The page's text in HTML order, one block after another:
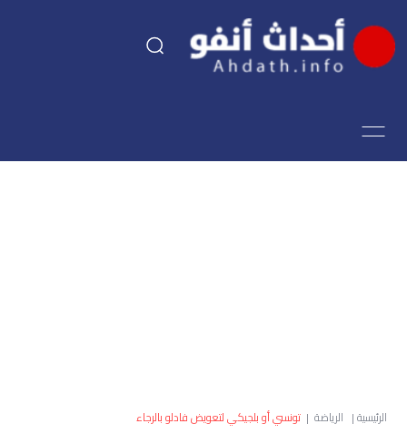
اقتصاد
العالم الرئيسية| الرياضة | تونسي أو بلجيكي لتعويض فادلو بالرجاء